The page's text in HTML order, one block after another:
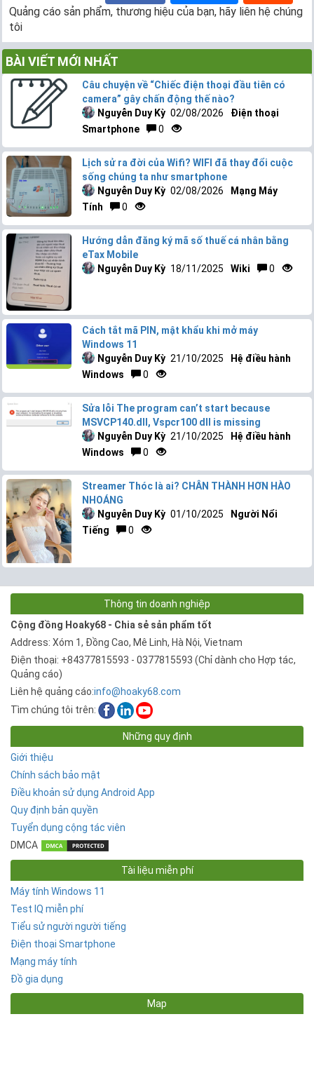
Quảng cáo sản phẩm, thương hiệu của bạn, hãy liên hệ chúng
tôi
BÀI VIẾT MỚI NHẤT
Câu chuyện về “Chiếc điện thoại đầu tiên có
camera” gây chấn động thế nào?
Nguyễn Duy Kỳ 02/08/2026
Điện thoại
Smartphone
0
Lịch sử ra đời của Wifi? WIFI đã thay đổi cuộc
sống chúng ta như smartphone
Nguyễn Duy Kỳ 02/08/2026
Mạng Máy
Tính
0
Hướng dẫn đăng ký mã số thuế cá nhân bằng
eTax Mobile
Nguyễn Duy Kỳ 18/11/2025 Wiki 0
Cách tắt mã PIN, mật khẩu khi mở máy
Windows 11
Nguyễn Duy Kỳ 21/10/2025
Hệ điều hành
Windows
0
Sửa lỗi The program can’t start because
MSVCP140.dll, Vspcr100 dll is missing
Nguyễn Duy Kỳ 21/10/2025
Hệ điều hành
Windows
0
Streamer Thóc là ai? CHÂN THÀNH HƠN HÀO
NHOÁNG
Nguyễn Duy Kỳ 01/10/2025
Người Nổi
Tiếng
0
Thông tin doanh nghiệp
Cộng đồng Hoaky68 - Chia sẻ sản phẩm tốt
Address: Xóm 1, Đồng Cao, Mê Linh, Hà Nội, Vietnam
Điện thoại: +84377815593 - 0377815593 (Chỉ dành cho Hợp tác,
Quảng cáo)
Liên hệ quảng cáo:info@hoaky68.com
Tìm chúng tôi trên:
Những quy định
Giới thiệu
Chính sách bảo mật
Điều khoản sử dụng Android App
Quy định bản quyền
Tuyển dụng cộng tác viên
DMCA
Tài liệu miễn phí
Máy tính Windows 11
Test IQ miễn phí
Tiểu sử người người tiếng
Điện thoại Smartphone
Mạng máy tính
Đồ gia dụng
Map